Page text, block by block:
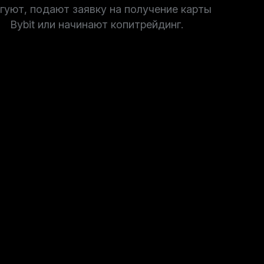
подают заявку на получение карты
Bybit или начинают копитрейдинг.